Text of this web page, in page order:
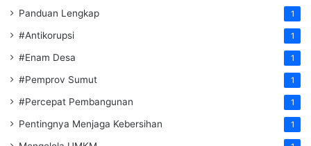
Panduan Lengkap 1
#Antikorupsi 1
#Enam Desa 1
#Pemprov Sumut 1
#Percepat Pembangunan 1
Pentingnya Menjaga Kebersihan 1